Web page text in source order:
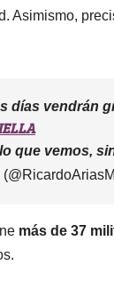
Asimismo,
días vendrán
que vemos,
más de 37